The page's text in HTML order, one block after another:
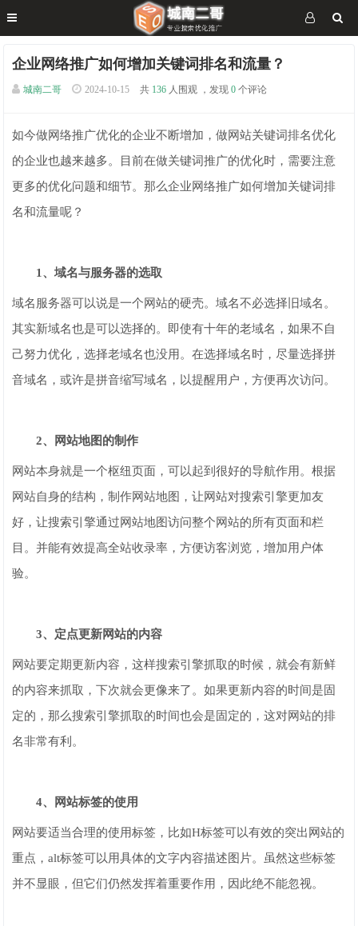
企业网络推广如何增加关键词排名和流量？
城南二哥 2024-10-15 共 136 人围观 ，发现 0 个评论
如今做网络推广优化的企业不断增加，做网站关键词排名优化
的企业也越来越多。目前在做关键词推广的优化时，需要注意
更多的优化问题和细节。那么企业网络推广如何增加关键词排
名和流量呢？
1、域名与服务器的选取
域名服务器可以说是一个网站的硬壳。域名不必选择旧域名。
其实新域名也是可以选择的。即使有十年的老域名，如果不自
己努力优化，选择老域名也没用。在选择域名时，尽量选择拼
音域名，或许是拼音缩写域名，以提醒用户，方便再次访问。
2、网站地图的制作
网站本身就是一个枢纽页面，可以起到很好的导航作用。根据
网站自身的结构，制作网站地图，让网站对搜索引擎更加友
好，让搜索引擎通过网站地图访问整个网站的所有页面和栏
目。并能有效提高全站收录率，方便访客浏览，增加用户体
验。
3、定点更新网站的内容
网站要定期更新内容，这样搜索引擎抓取的时候，就会有新鲜
的内容来抓取，下次就会更像来了。如果更新内容的时间是固
定的，那么搜索引擎抓取的时间也会是固定的，这对网站的排
名非常有利。
4、网站标签的使用
网站要适当合理的使用标签，比如H标签可以有效的突出网站的
重点，alt标签可以用具体的文字内容描述图片。虽然这些标签
并不显眼，但它们仍然发挥着重要作用，因此绝不能忽视。